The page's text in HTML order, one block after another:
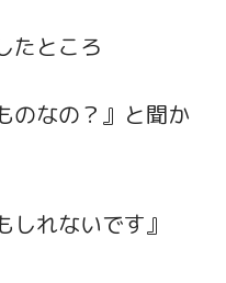
たところ
のなの？』と聞か
しれないです』